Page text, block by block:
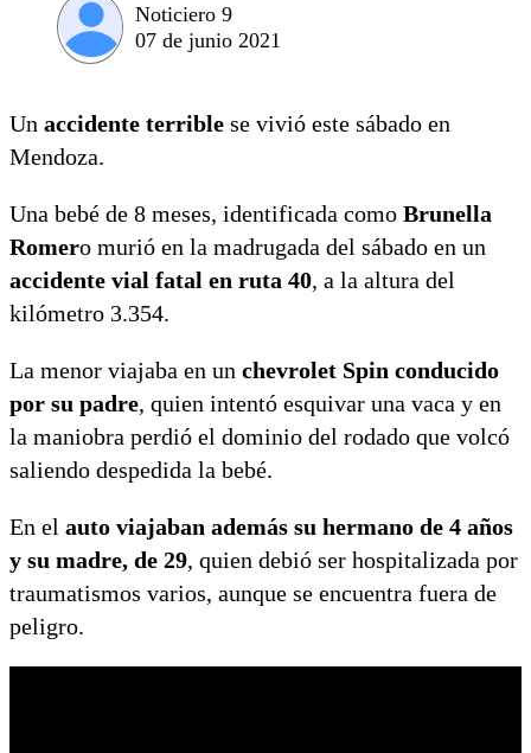
Noticiero 9
07 de junio 2021
Un accidente terrible se vivió este sábado en
Mendoza.
Una bebé de 8 meses, identificada como Brunella
Romero murió en la madrugada del sábado en un
accidente vial fatal en ruta 40, a la altura del
kilómetro 3.354.
La menor viajaba en un chevrolet Spin conducido
por su padre, quien intentó esquivar una vaca y en
la maniobra perdió el dominio del rodado que volcó
saliendo despedida la bebé.
En el auto viajaban además su hermano de 4 años
y su madre, de 29, quien debió ser hospitalizada por
traumatismos varios, aunque se encuentra fuera de
peligro.